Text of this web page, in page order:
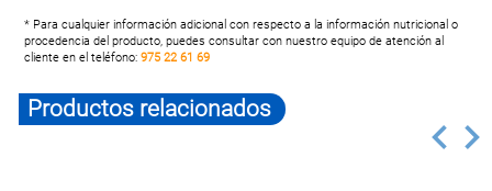
* Para cualquier información adicional con respecto a la información nutricional o
procedencia del producto, puedes consultar con nuestro equipo de atención al
cliente en el teléfono:975 22 61 69
Productos relacionados